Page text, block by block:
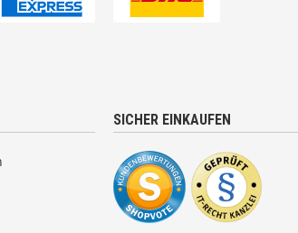
SICHER EINKAUFEN